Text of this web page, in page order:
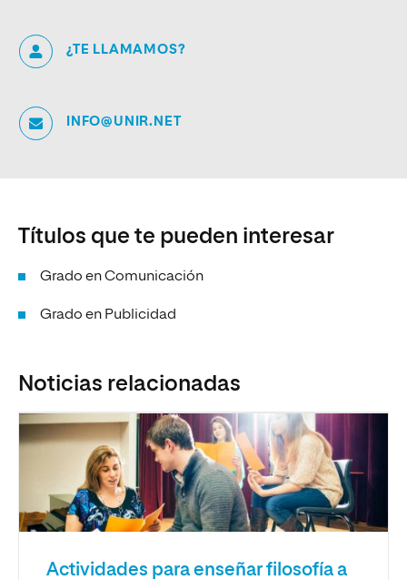
¿TE LLAMAMOS?
INFO@UNIR.NET
Títulos que te pueden interesar
Grado en Comunicación
Grado en Publicidad
Noticias relacionadas
Actividades para enseñar filosofía a